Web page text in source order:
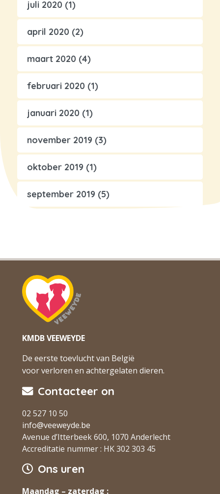
juli 2020 (1)
april 2020 (2)
maart 2020 (4)
februari 2020 (1)
januari 2020 (1)
november 2019 (3)
oktober 2019 (1)
september 2019 (5)
KMDB VEEWEYDE
De eerste toevlucht van België
voor verloren en achtergelaten dieren.
Contacteer on
02 527 10 50
info@veeweyde.be
Avenue d’Itterbeek 600, 1070 Anderlecht
Accreditatie nummer : HK 302 303 45
Ons uren
Maandag – zaterdag :